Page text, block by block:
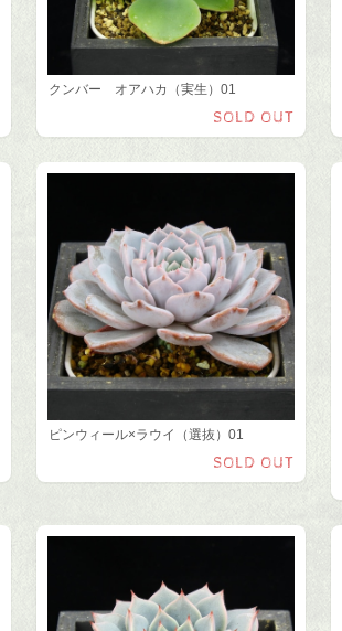
クンバー オアハカ（実生）01
SOLD OUT
ピンウィール×ラウイ（選抜）01
SOLD OUT